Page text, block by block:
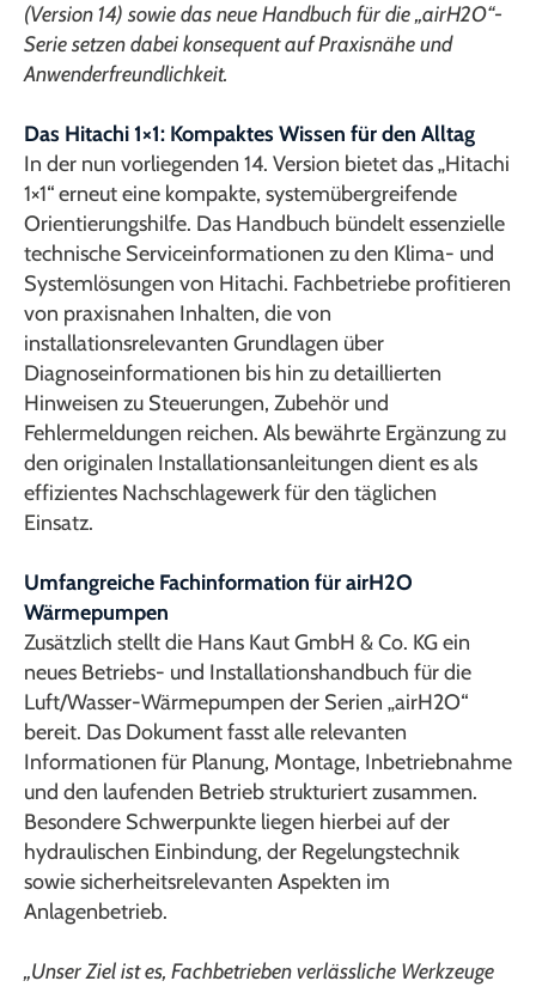
(Version 14) sowie das neue Handbuch für die „airH2O“-
Serie setzen dabei konsequent auf Praxisnähe und
Anwenderfreundlichkeit.
Das Hitachi 1×1: Kompaktes Wissen für den Alltag
In der nun vorliegenden 14. Version bietet das „Hitachi
1×1“ erneut eine kompakte, systemübergreifende
Orientierungshilfe. Das Handbuch bündelt essenzielle
technische Serviceinformationen zu den Klima- und
Systemlösungen von Hitachi. Fachbetriebe profitieren
von praxisnahen Inhalten, die von
installationsrelevanten Grundlagen über
Diagnoseinformationen bis hin zu detaillierten
Hinweisen zu Steuerungen, Zubehör und
Fehlermeldungen reichen. Als bewährte Ergänzung zu
den originalen Installationsanleitungen dient es als
effizientes Nachschlagewerk für den täglichen
Einsatz.
Umfangreiche Fachinformation für airH2O
Wärmepumpen
Zusätzlich stellt die Hans Kaut GmbH & Co. KG ein
neues Betriebs- und Installationshandbuch für die
Luft/Wasser-Wärmepumpen der Serien „airH2O“
bereit. Das Dokument fasst alle relevanten
Informationen für Planung, Montage, Inbetriebnahme
und den laufenden Betrieb strukturiert zusammen.
Besondere Schwerpunkte liegen hierbei auf der
hydraulischen Einbindung, der Regelungstechnik
sowie sicherheitsrelevanten Aspekten im
Anlagenbetrieb.
„Unser Ziel ist es, Fachbetrieben verlässliche Werkzeuge